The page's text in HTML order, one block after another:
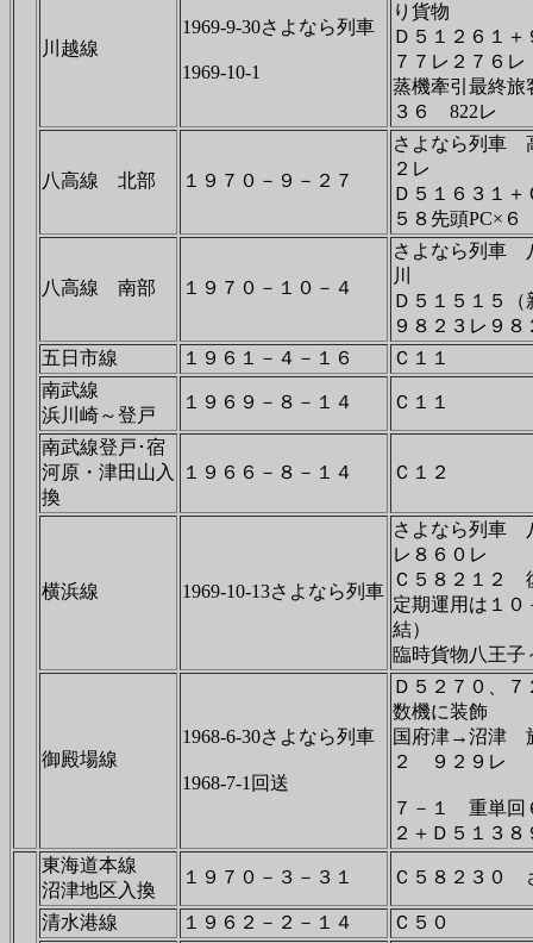
川越線
1969-9-30さよなら列車
1969-10-1
り貨物
Ｄ５１２６１
７７レ２７６レ
蒸機牽引最終
３６ 822レ
八高線 北部 １９７０－９－２７
さよなら列車
２レ
Ｄ５１６３１
５８先頭PC×６
八高線 南部 １９７０－１０－４
さよなら列車
川
Ｄ５１５１５
９８２３レ９
五日市線
１９６１－４－１６
Ｃ１１
南武線
浜川崎～登戸
１９６９－８－１４ Ｃ１１
南武線登戸･宿
河原・津田山入
換
１９６６－８－１４ Ｃ１２
横浜線 1969-10-13さよなら列車
さよなら列車
レ８６０レ
Ｃ５８２１２
定期運用は１０
結）
臨時貨物八王子
御殿場線
1968-6-30さよなら列車
1968-7-1回送
Ｄ５２７０、
数機に装飾
国府津→沼津
２ ９２９レ
７－１ 重単回
２＋Ｄ５１３８
東海道本線
沼津地区入換
１９７０－３－３１ Ｃ５８２３０
清水港線 １９６２－２－１４ Ｃ５０